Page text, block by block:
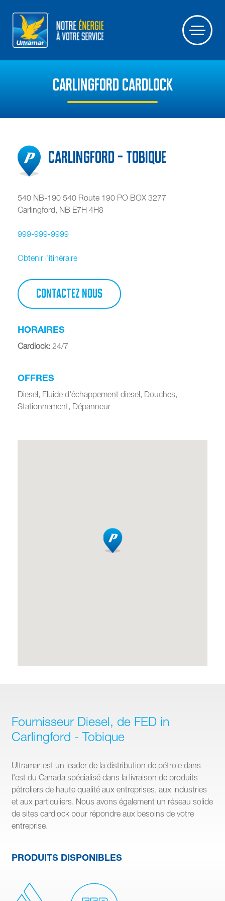
CARLINGFORD CARDLOCK
Carlingford - Tobique
540 NB-190 540 Route 190 PO BOX 3277
Carlingford, NB E7H 4H8
999-999-9999
Obtenir l’itinéraire
CONTACTEZ NOUS
HORAIRES
Cardlock: 24/7
OFFRES
Diesel, Fluide d'échappement diesel, Douches,
Stationnement, Dépanneur
Fournisseur Diesel, de FED in
Carlingford - Tobique
Ultramar est un leader de la distribution de pétrole dans
l'est du Canada spécialisé dans la livraison de produits
pétroliers de haute qualité aux entreprises, aux industries
et aux particuliers. Nous avons également un réseau solide
de sites cardlock pour répondre aux besoins de votre
entreprise.
PRODUITS DISPONIBLES